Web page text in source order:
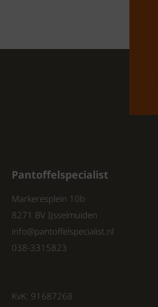
Pantoffelspecialist
Markeresplein 10b
8271 BV IJsselmuiden
info@pantoffelspecialist.nl
038-3315823
KvK: 91687268